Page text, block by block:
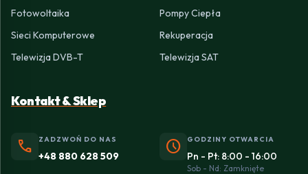
Fotowoltaika
Pompy Ciepła
Sieci Komputerowe
Rekuperacja
Telewizja DVB-T
Telewizja SAT
Kontakt & Sklep
phone ZADZWOŃ DO NAS
+48 880 628 509 schedule GODZINY OTWARCIA
Pn - Pt: 8:00 - 16:00
Sob - Nd: Zamknięte